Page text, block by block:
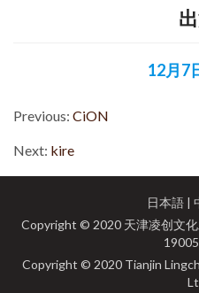
12月7
Previous: CiON
Next: kire
日本語|
Copyright © 2020 天津凌创文
Copyright © 2020 Tianjin